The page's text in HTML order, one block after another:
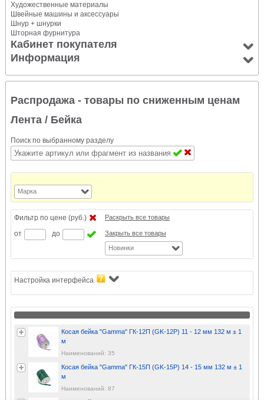
Художественные материалы
Швейные машины и аксессуары
Шнур + шнурки
Шторная фурнитура
Кабинет покупателя
Информация
Распродажа - товары по сниженным ценам
Лента / Бейка
Поиск по выбранному разделу
Марка
Фильтр по цене (руб.)
от
до
Раскрыть все товары
Закрыть все товары
Новинки
Настройка интерфейса
Косая бейка "Gamma" ГК-12П (GK-12P) 11 - 12 мм 132 м ± 1
м
Наименований: 35
Косая бейка "Gamma" ГК-15П (GK-15P) 14 - 15 мм 132 м ± 1
м
Наименований: 87